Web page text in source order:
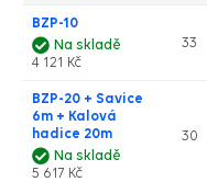
BZP-10
Na skladě
4 121 Kč
33
BZP-20 + Savice
6m + Kalová
hadice 20m
Na skladě
5 617 Kč
30